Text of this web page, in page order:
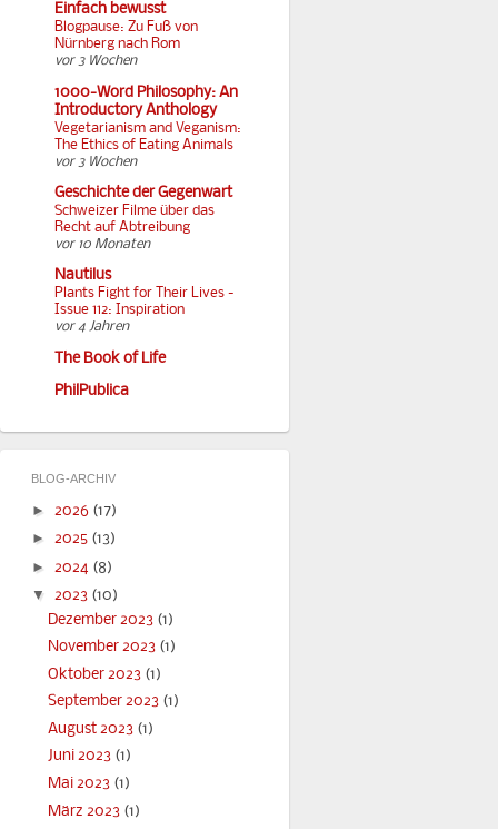
Einfach bewusst
Blogpause: Zu Fuß von
Nürnberg nach Rom
vor 3 Wochen
1000-Word Philosophy: An
Introductory Anthology
Vegetarianism and Veganism:
The Ethics of Eating Animals
vor 3 Wochen
Geschichte der Gegenwart
Schweizer Filme über das
Recht auf Abtreibung
vor 10 Monaten
Nautilus
Plants Fight for Their Lives -
Issue 112: Inspiration
vor 4 Jahren
The Book of Life
PhilPublica
BLOG-ARCHIV
► 2026 (17)
► 2025 (13)
► 2024 (8)
▼ 2023 (10)
Dezember 2023 (1)
November 2023 (1)
Oktober 2023 (1)
September 2023 (1)
August 2023 (1)
Juni 2023 (1)
Mai 2023 (1)
März 2023 (1)